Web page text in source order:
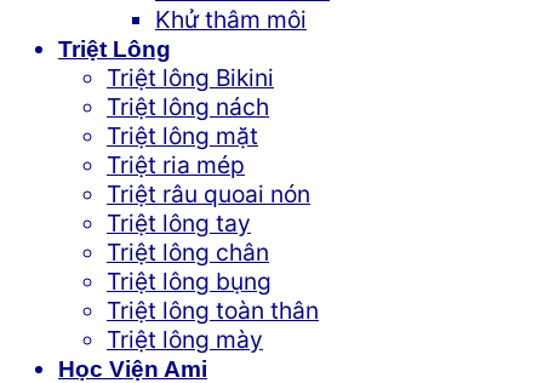
Khử thâm môi
Triệt Lông
Triệt lông Bikini
Triệt lông nách
Triệt lông mặt
Triệt ria mép
Triệt râu quoai nón
Triệt lông tay
Triệt lông chân
Triệt lông bụng
Triệt lông toàn thân
Triệt lông mày
Học Viện Ami